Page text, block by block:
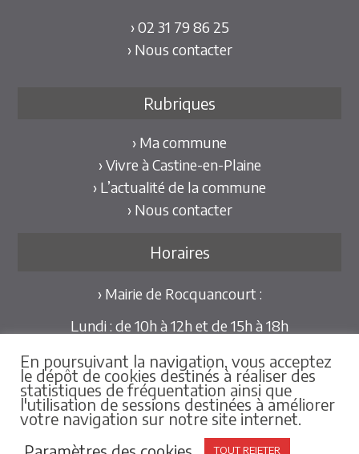
› 02 31 79 86 25
› Nous contacter
Rubriques
› Ma commune
› Vivre à Castine-en-Plaine
› L’actualité de la commune
› Nous contacter
Horaires
› Mairie de Rocquancourt :
Lundi : de 10h à 12h et de 15h à 18h
Mercredi et Vendredi : de 09h30 à 12h
Pour les mairies déléguées de Hubert-Folie et
Tilly-la-Campagne :
sur rdv au 02.31.79.86.25
En poursuivant la navigation, vous acceptez
le dépôt de cookies destinés à réaliser des
statistiques de fréquentation ainsi que
l'utilisation de sessions destinées à améliorer
votre navigation sur notre site internet.
Paramètres des cookies
TOUT REJETER